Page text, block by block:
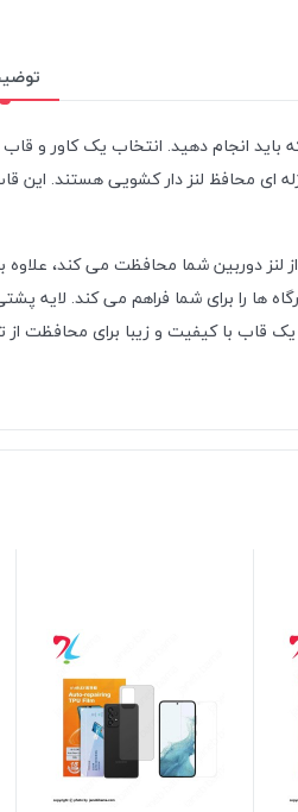
باید انجام دهید. انتخاب یک کاور و
ای محافظ لنز دار کشویی هستند.
لنز دوربین شما محافظت می کند،
برای شما فراهم می کند. لایه
یک قاب با کیفیت و زیبا برای